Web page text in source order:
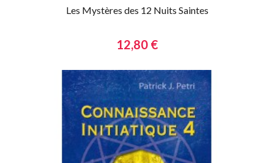
Les Mystères des 12 Nuits Saintes
12,80 €